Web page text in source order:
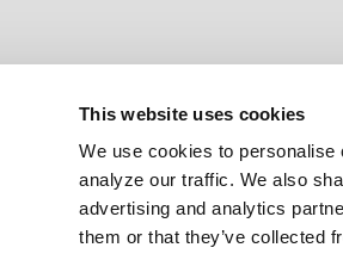
This website uses cookies
We use cookies to
analyze our traffic. We also
advertising and analytics
them or that they’ve collected
Contatti